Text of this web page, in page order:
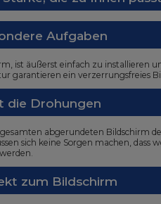
Aufgaben
ist äußerst einfach zu installieren
garantieren ein verzerrungsfreies
die Drohungen
abgerundeten Bildschirm
sich keine Sorgen machen, dass
werden.
zum Bildschirm